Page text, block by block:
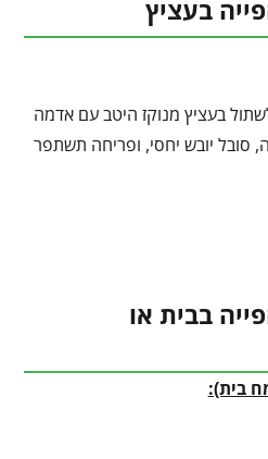
בעציץ
בעציץ מנוקז היטב עם אדמה
יובש יחסי, ופריחה תשתפר
בבית או
בית):